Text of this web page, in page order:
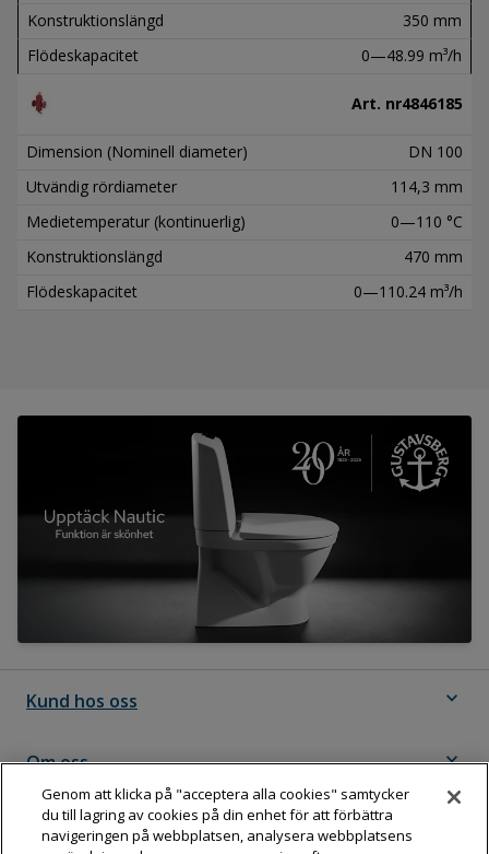
Konstruktionslängd
350 mm
Flödeskapacitet
0—48.99 m³/h
Art. nr4846185
Dimension (Nominell diameter)
DN 100
Utvändig rördiameter
114,3 mm
Medietemperatur (kontinuerlig)
0—110 °C
Konstruktionslängd
470 mm
Flödeskapacitet
0—110.24 m³/h
Kund hos oss expand_more
Om oss expand_more
Följ Dahl
Genom att klicka på "acceptera alla cookies" samtycker
du till lagring av cookies på din enhet för att förbättra
navigeringen på webbplatsen, analysera webbplatsens